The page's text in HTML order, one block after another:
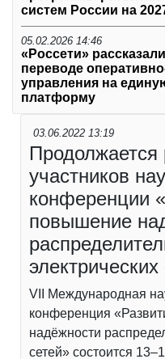
систем России на
05.02.2026 14:46
«Россети»
переводе
управления на
платформу
03.06.2022 13:19
Продолжается
участников
конференции
повышение
электрических
VII Международная
конференция
надёжности
сетей» состоится